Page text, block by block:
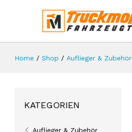
Home / Shop / Auflieger & Zubehör
KATEGORIEN
Auflieger & Zubehör